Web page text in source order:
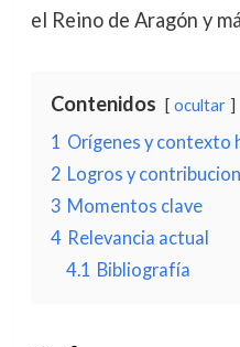
el Reino de Aragón y
Contenidos ocultar
1 Orígenes y contexto
2 Logros y
3 Momentos clave
4 Relevancia actual
4.1 Bibliografía